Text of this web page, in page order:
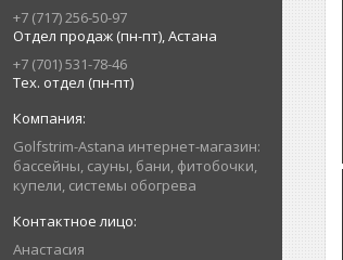
+7 (717) 256-50-97
Отдел продаж (пн-пт), Астана
+7 (701) 531-78-46
Тех. отдел (пн-пт)
Golfstrim-Astana интернет-магазин:
бассейны, сауны, бани, фитобочки,
купели, системы обогрева
Анастасия